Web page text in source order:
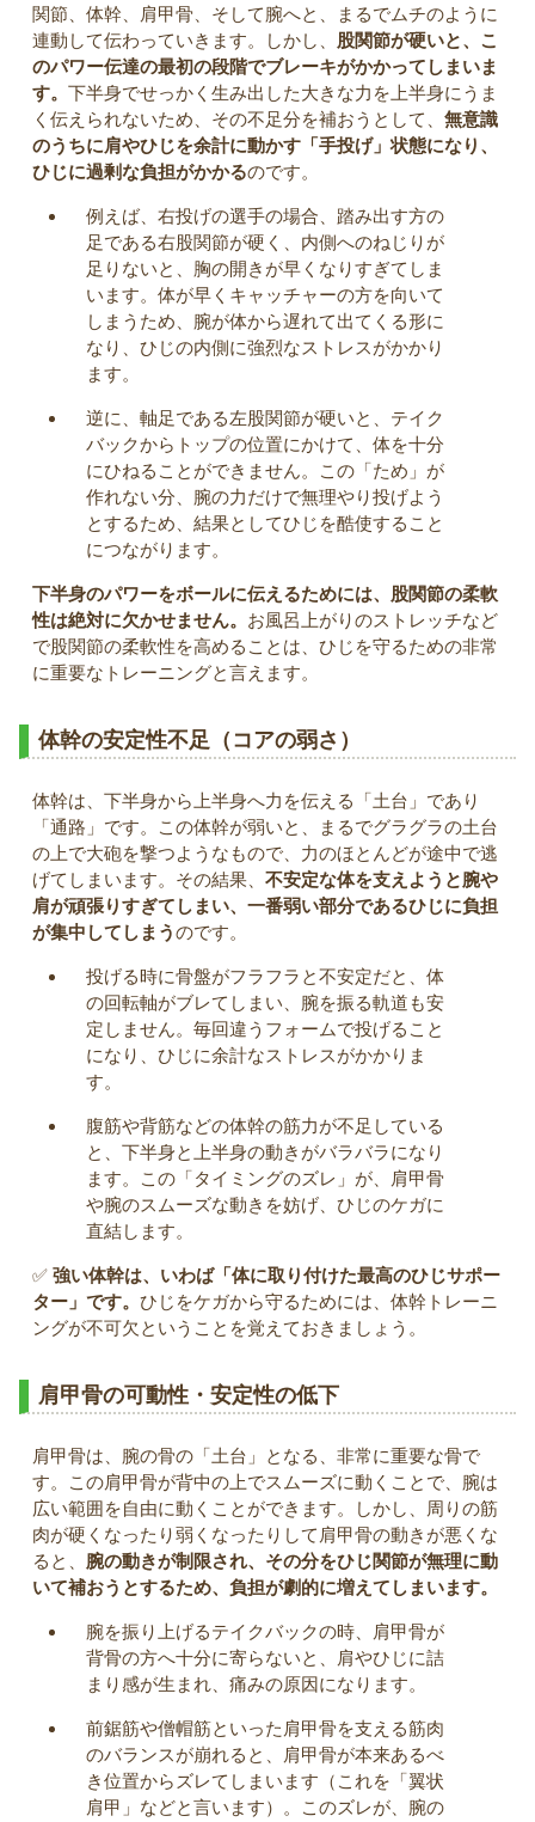
関節、体幹、肩甲骨、そして腕へと、まるでムチのように
連動して伝わっていきます。しかし、 股関節が硬いと、こ
のパワー伝達の最初の段階でブレーキがかかってしまいま
す。 下半身でせっかく生み出した大きな力を上半身にうま
く伝えられないため、その不足分を補おうとして、 無意識
のうちに肩やひじを余計に動かす「手投げ」状態になり、
ひじに過剰な負担がかかるのです。
例えば、右投げの選手の場合、踏み出す方の
足である右股関節が硬く、内側へのねじりが
足りないと、胸の開きが早くなりすぎてしま
います。体が早くキャッチャーの方を向いて
しまうため、腕が体から遅れて出てくる形に
なり、ひじの内側に強烈なストレスがかかり
ます。
逆に、軸足である左股関節が硬いと、テイク
バックからトップの位置にかけて、体を十分
にひねることができません。この「ため」が
作れない分、腕の力だけで無理やり投げよう
とするため、結果としてひじを酷使すること
につながります。
下半身のパワーをボールに伝えるためには、股関節の柔軟
性は絶対に欠かせません。 お風呂上がりのストレッチなど
で股関節の柔軟性を高めることは、ひじを守るための非常
に重要なトレーニングと言えます。
体幹の安定性不足（コアの弱さ）
体幹は、下半身から上半身へ力を伝える「土台」であり
「通路」です。この体幹が弱いと、まるでグラグラの土台
の上で大砲を撃つようなもので、力のほとんどが途中で逃
げてしまいます。その結果、 不安定な体を支えようと腕や
肩が頑張りすぎてしまい、一番弱い部分であるひじに負担
が集中してしまうのです。
投げる時に骨盤がフラフラと不安定だと、体
の回転軸がブレてしまい、腕を振る軌道も安
定しません。毎回違うフォームで投げること
になり、ひじに余計なストレスがかかりま
す。
腹筋や背筋などの体幹の筋力が不足している
と、下半身と上半身の動きがバラバラになり
ます。この「タイミングのズレ」が、肩甲骨
や腕のスムーズな動きを妨げ、ひじのケガに
直結します。
✅ 強い体幹は、いわば「体に取り付けた最高のひじサポー
ター」です。 ひじをケガから守るためには、体幹トレーニ
ングが不可欠ということを覚えておきましょう。
肩甲骨の可動性・安定性の低下
肩甲骨は、腕の骨の「土台」となる、非常に重要な骨で
す。この肩甲骨が背中の上でスムーズに動くことで、腕は
広い範囲を自由に動くことができます。しかし、周りの筋
肉が硬くなったり弱くなったりして肩甲骨の動きが悪くな
ると、 腕の動きが制限され、その分をひじ関節が無理に動
いて補おうとするため、負担が劇的に増えてしまいます。
腕を振り上げるテイクバックの時、肩甲骨が
背骨の方へ十分に寄らないと、肩やひじに詰
まり感が生まれ、痛みの原因になります。
前鋸筋や僧帽筋といった肩甲骨を支える筋肉
のバランスが崩れると、肩甲骨が本来あるべ
き位置からズレてしまいます（これを「翼状
肩甲」などと言います）。このズレが、腕の